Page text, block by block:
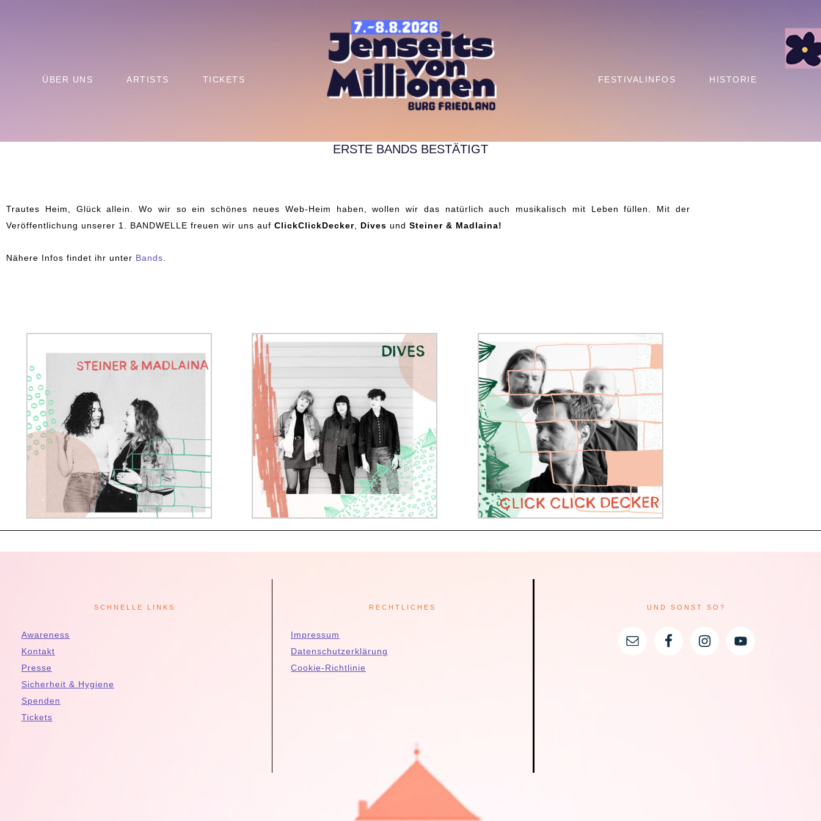
ÜBER UNS ARTISTS TICKETS FESTIVALINFOS HISTORIE
ERSTE BANDS BESTÄTIGT
Trautes Heim, Glück allein. Wo wir so ein schönes neues Web-Heim haben, wollen wir das natürlich auch musikalisch mit Leben füllen. Mit der
Veröffentlichung unserer 1. BANDWELLE freuen wir uns auf ClickClickDecker Dives und Steiner & Madlaina!
Nähere Infos findet ihr unter Bands
SCHNELLE LINKS
Awareness
Kontakt
Presse
Sicherheit & Hygiene
Spenden
Tickets
RECHTLICHES
Impressum
Datenschutzerklärung
Cookie-Richtlinie
UND SONST SO?